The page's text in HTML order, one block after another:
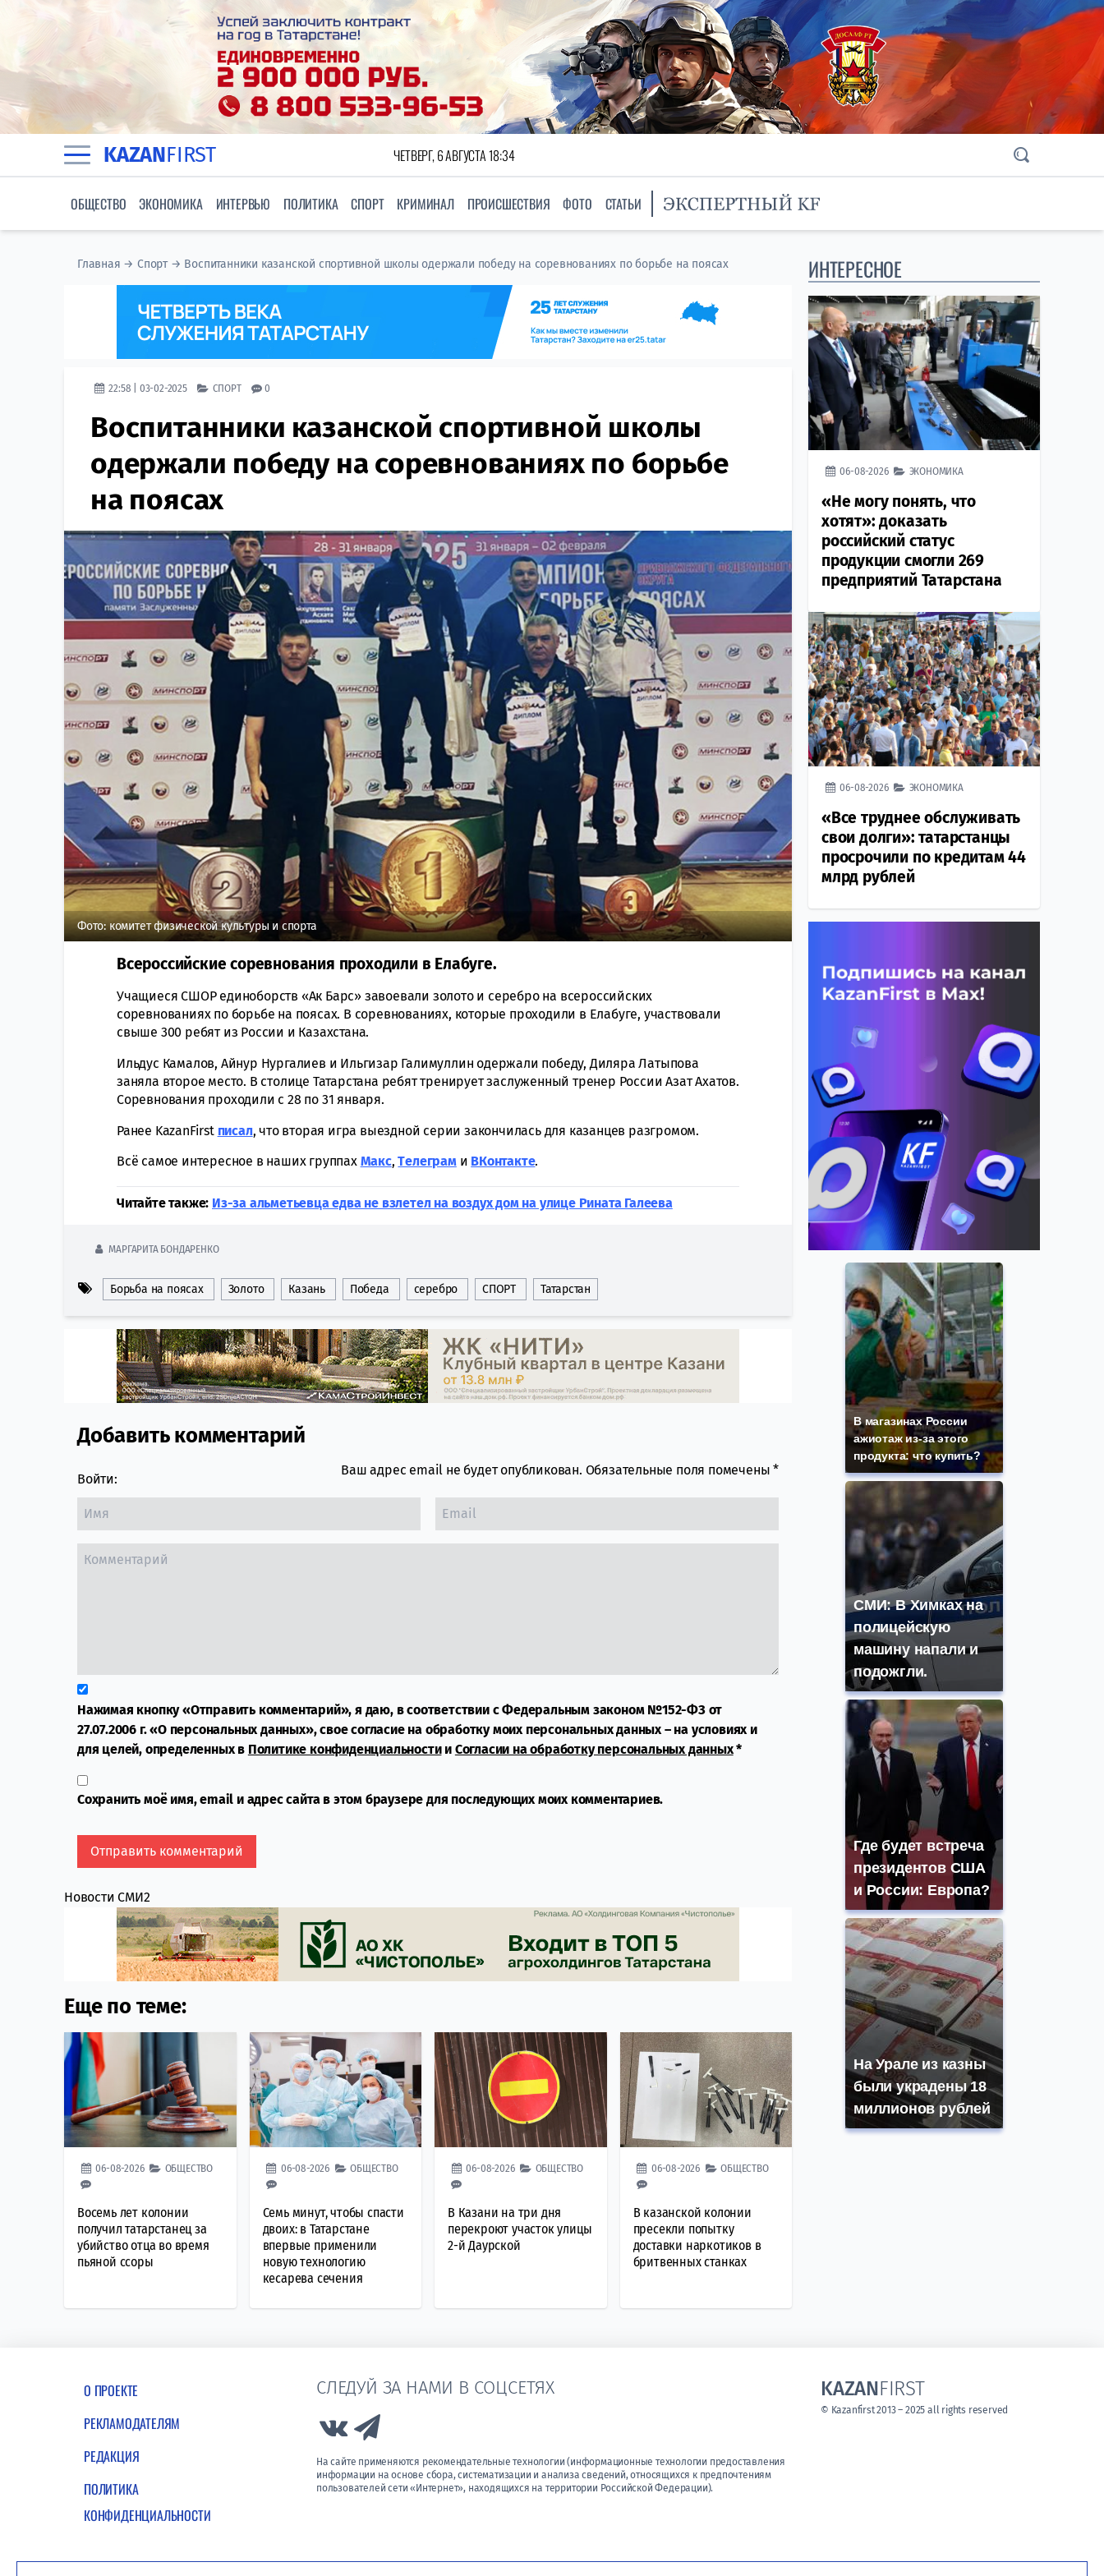
KAZANFIRST ЧЕТВЕРГ, 6 АВГУСТА 18:34
ОБЩЕСТВО ЭКОНОМИКА ИНТЕРВЬЮ ПОЛИТИКА СПОРТ КРИМИНАЛ ПРОИСШЕСТВИЯ ФОТО СТАТЬИ
Главная →Спорт→ Воспитанники казанской спортивной школы одержали победу на соревнованиях по борьбе на поясах
22:58 | 03-02-2025 СПОРТ 0
Воспитанники казанской спортивной школы
одержали победу на соревнованиях по борьбе
на поясах
Фото: комитет физической культуры и спорта
Всероссийские соревнования проходили в Елабуге.
Учащиеся СШОР единоборств «Ак Барс» завоевали золото и серебро на всероссийских
соревнованиях по борьбе на поясах. В соревнованиях, которые проходили в Елабуге, участвовали
свыше 300 ребят из России и Казахстана.
Ильдус Камалов, Айнур Нургалиев и Ильгизар Галимуллин одержали победу, Диляра Латыпова
заняла второе место. В столице Татарстана ребят тренирует заслуженный тренер России Азат Ахатов.
Соревнования проходили с 28 по 31 января.
Ранее KazanFirst писал, что вторая игра выездной серии закончилась для казанцев разгромом.
Всё самое интересное в наших группах Макс,Tелеграми ВКонтакте.
Читайте также: Из-за альметьевца едва не взлетел на воздух дом на улице Рината Галеева
МАРГАРИТА БОНДАРЕНКО
Борьба на поясах Золото Казань Победа серебро СПОРТ Татарстан
Comment section
Добавить комментарий
Войти:
Ваш адрес email не будет опубликован. Обязательные поля помечены*
Нажимая кнопку «Отправить комментарий», я даю, в соответствии с Федеральным законом №152-ФЗ от
27.07.2006 г. «О персональных данных», свое согласие на обработку моих персональных данных – на условиях и
для целей, определенных в Политике конфиденциальностии Согласии на обработку персональных данных*
Сохранить моё имя, email и адрес сайта в этом браузере для последующих моих комментариев.
Новости СМИ2
Еще по теме:
06-08-2026 ОБЩЕСТВО
Восемь лет колонии
получил татарстанец за
убийство отца во время
пьяной ссоры
06-08-2026 ОБЩЕСТВО
Семь минут, чтобы спасти
двоих: в Татарстане
впервые применили
новую технологию
кесарева сечения
06-08-2026 ОБЩЕСТВО
В Казани на три дня
перекроют участок улицы
2-й Даурской
06-08-2026 ОБЩЕСТВО
В казанской колонии
пресекли попытку
доставки наркотиков в
бритвенных станках
ИНТЕРЕСНОЕ
06-08-2026 ЭКОНОМИКА
«Не могу понять, что
хотят»: доказать
российский статус
продукции смогли 269
предприятий Татарстана
06-08-2026 ЭКОНОМИКА
«Все труднее обслуживать
свои долги»: татарстанцы
просрочили по кредитам 44
млрд рублей
В магазинах России
ажиотаж из-за этого
продукта: что купить?
СМИ: В Химках на
полицейскую
машину напали и
подожгли.
Где будет встреча
президентов США
и России: Европа?
На Урале из казны
были украдены 18
миллионов рублей
О ПРОЕКТЕ
РЕКЛАМОДАТЕЛЯМ
РЕДАКЦИЯ
ПОЛИТИКА
КОНФИДЕНЦИАЛЬНОСТИ
СЛЕДУЙ ЗА НАМИ В СОЦСЕТЯХ
Link to Vk
На сайте применяются рекомендательные технологии (информационные технологии предоставления
информации на основе сбора, систематизации и анализа сведений, относящихся к предпочтениям
пользователей сети «Интернет», находящихся на территории Российской Федерации).
KAZANFIRST
© Kazanfirst 2013 – 2025 all rights reserved